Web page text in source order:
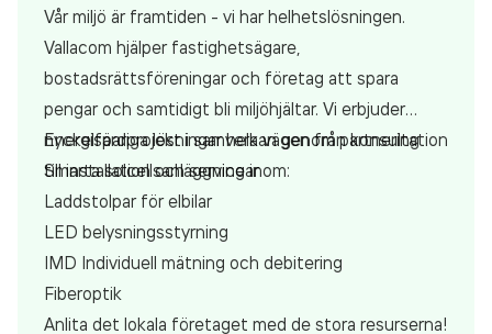
Vår miljö är framtiden - vi har helhetslösningen.
Vallacom hjälper fastighetsägare,
bostadsrättsföreningar och företag att spara
pengar och samtidigt bli miljöhjältar. Vi erbjuder
nyckelfärdiga lösningar hela vägen från konsultation
till installation och service inom:
Energisparprojekt i samverkan genom partnering
Smarta solcellsanläggningar
Laddstolpar för elbilar
LED belysningsstyrning
IMD Individuell mätning och debitering
Fiberoptik
Anlita det lokala företaget med de stora resurserna!